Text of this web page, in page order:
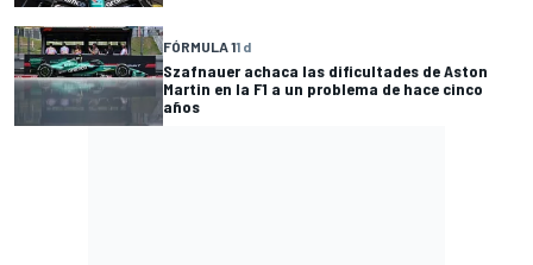
FÓRMULA 11 d
Szafnauer achaca las dificultades de Aston
Martin en la F1 a un problema de hace cinco
años